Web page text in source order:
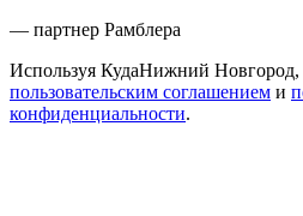
— партнер Рамблера
Используя КудаНижний Новгород,
пользовательским соглашением и
конфиденциальности.